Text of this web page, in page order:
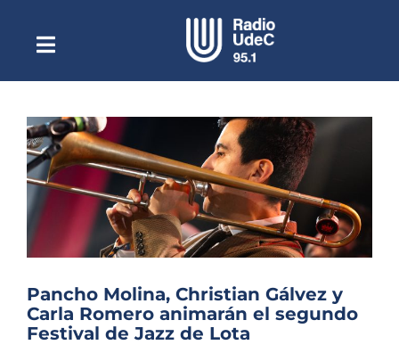
contenidoToggle
NavigationEscuchar Radio UdeC en vivo
Quiénes Somos
Programación
Podcast
Noticias
Columnas
Música Clásica
Pancho Molina, Christian Gálvez y
Carla Romero animarán el segundo
Festival de Jazz de Lota